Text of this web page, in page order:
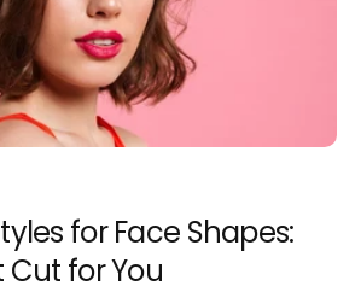
for Face Shapes:
Cut for You